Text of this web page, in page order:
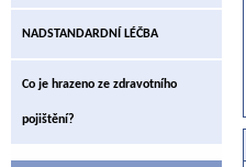
NADSTANDARDNÍ LÉČBA
Co je hrazeno ze zdravotního
pojištění?